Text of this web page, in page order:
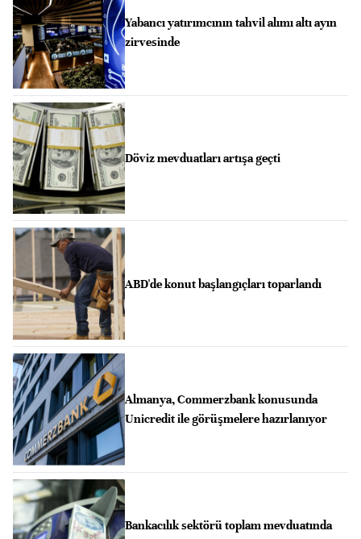
Yabancı yatırımcının tahvil alımı altı ayın
zirvesinde
Döviz mevduatları artışa geçti
ABD'de konut başlangıçları toparlandı
Almanya, Commerzbank konusunda
Unicredit ile görüşmelere hazırlanıyor
Bankacılık sektörü toplam mevduatında